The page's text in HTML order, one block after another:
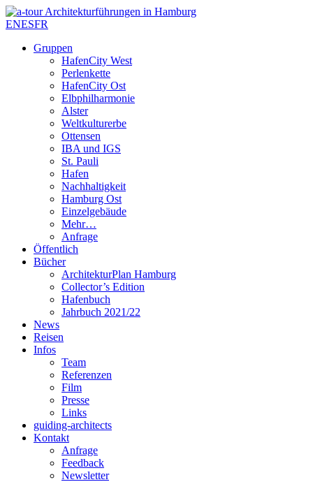
ENESFR
Gruppen
HafenCity West
Perlenkette
HafenCity Ost
Elbphilharmonie
Alster
Weltkulturerbe
Ottensen
IBA und IGS
St. Pauli
Hafen
Nachhaltigkeit
Hamburg Ost
Einzelgebäude
Mehr…
Anfrage
Öffentlich
Bücher
ArchitekturPlan Hamburg
Collector’s Edition
Hafenbuch
Jahrbuch 2021/22
News
Reisen
Infos
Team
Referenzen
Film
Presse
Links
guiding-architects
Kontakt
Anfrage
Feedback
Newsletter